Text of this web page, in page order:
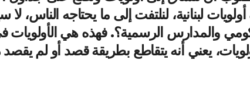
لبنانية، لنلتفت إلى ما يحتاجه الناس، لا
والمدارس الرسمية؟. فهذه هي الأولويات
يعني أنه يتقاطع بطريقة قصد أو لم